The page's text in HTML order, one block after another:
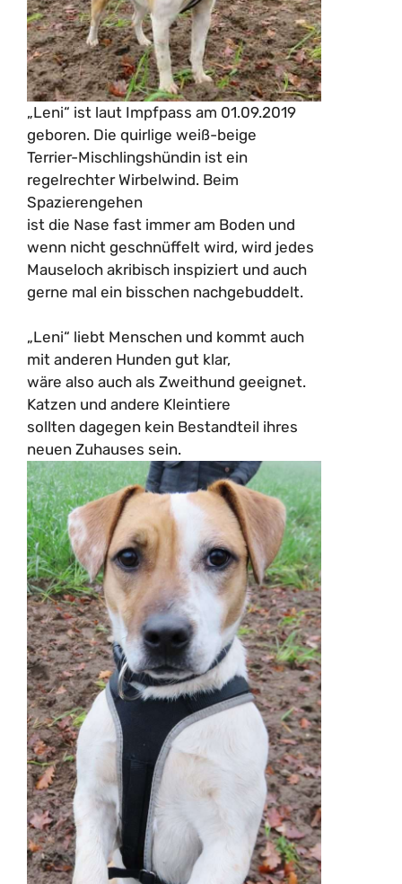
„Leni“ ist laut Impfpass am 01.09.2019
geboren. Die quirlige weiß-beige
Terrier-Mischlingshündin ist ein
regelrechter Wirbelwind. Beim
Spazierengehen
ist die Nase fast immer am Boden und
wenn nicht geschnüffelt wird, wird jedes
Mauseloch akribisch inspiziert und auch
gerne mal ein bisschen nachgebuddelt.
„Leni“ liebt Menschen und kommt auch
mit anderen Hunden gut klar,
wäre also auch als Zweithund geeignet.
Katzen und andere Kleintiere
sollten dagegen kein Bestandteil ihres
neuen Zuhauses sein.